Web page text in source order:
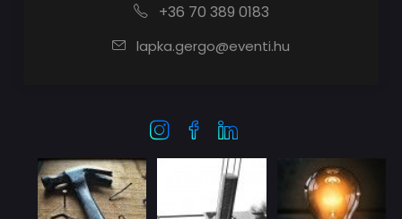
+36 70 389 0183
lapka.gergo@eventi.hu